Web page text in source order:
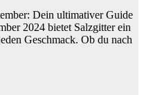
Dein ultimativer Guide
2024 bietet Salzgitter ein
Geschmack. Ob du nach